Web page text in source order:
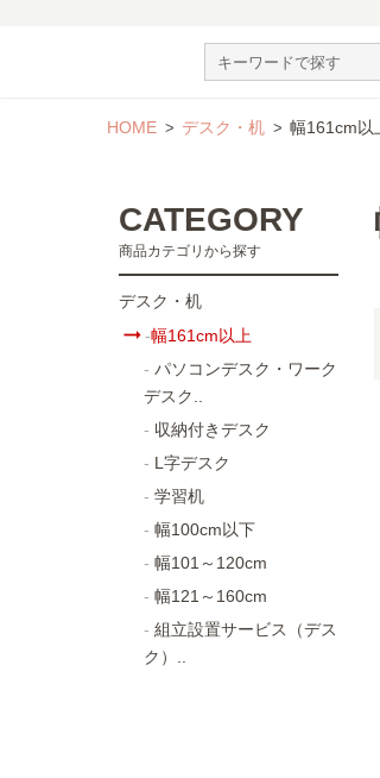
HOME デスク・机 幅161cm以
CATEGORY
商品カテゴリから探す
デスク・机
幅161cm以上
パソコンデスク・ワーク
デスク..
収納付きデスク
L字デスク
学習机
幅100cm以下
幅101～120cm
幅121～160cm
組立設置サービス（デス
ク）..